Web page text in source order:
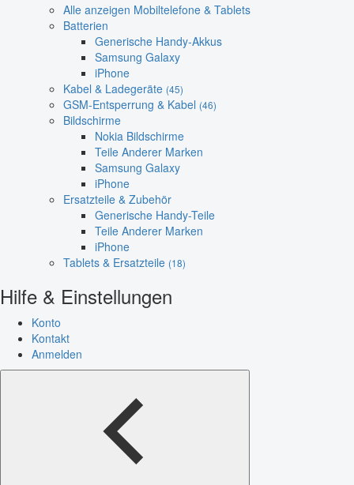
Alle anzeigen Mobiltelefone & Tablets
Batterien
Generische Handy-Akkus
Samsung Galaxy
iPhone
Kabel & Ladegeräte (45)
GSM-Entsperrung & Kabel (46)
Bildschirme
Nokia Bildschirme
Teile Anderer Marken
Samsung Galaxy
iPhone
Ersatzteile & Zubehör
Generische Handy-Teile
Teile Anderer Marken
iPhone
Tablets & Ersatzteile (18)
Hilfe & Einstellungen
Konto
Kontakt
Anmelden